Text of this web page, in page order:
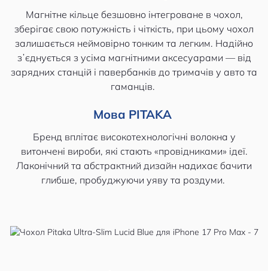
Магнітне кільце безшовно інтегроване в чохол,
зберігає свою потужність і чіткість, при цьому чохол
залишається неймовірно тонким та легким. Надійно
зʼєднується з усіма магнітними аксесуарами — від
зарядних станцій і павербанків до тримачів у авто та
гаманців.
Мова PITAKA
Бренд вплітає високотехнологічні волокна у
витончені вироби, які стають «провідниками» ідеї.
Лаконічний та абстрактний дизайн надихає бачити
глибше, пробуджуючи уяву та роздуми.